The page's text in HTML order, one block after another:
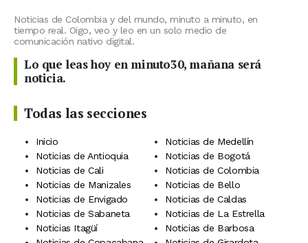
Noticias de Colombia y del mundo, minuto a minuto, en
tiempo real. Oigo, veo y leo en un solo medio de
comunicación nativo digital.
Lo que leas hoy en minuto30, mañana será
noticia.
Todas las secciones
Inicio
Noticias de Medellín
Noticias de Antioquia
Noticias de Bogotá
Noticias de Cali
Noticias de Colombia
Noticias de Manizales
Noticias de Bello
Noticias de Envigado
Noticias de Caldas
Noticias de Sabaneta
Noticias de La Estrella
Noticias Itagüí
Noticias de Barbosa